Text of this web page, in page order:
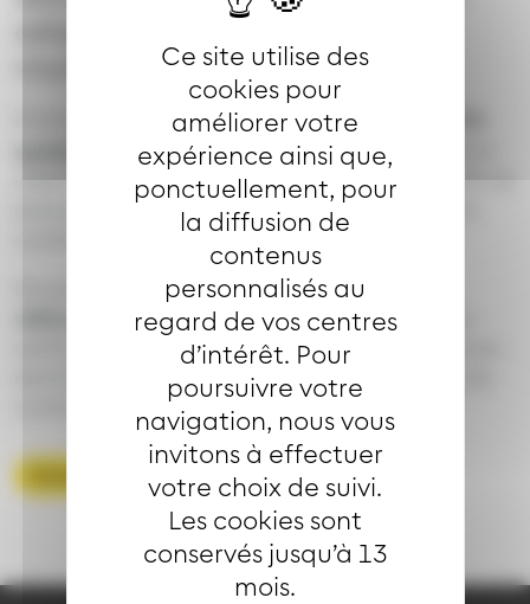
Ce site utilise des
cookies pour
améliorer votre
expérience ainsi que,
ponctuellement, pour
la diffusion de
contenus
personnalisés au
regard de vos centres
d’intérêt. Pour
poursuivre votre
navigation, nous vous
invitons à effectuer
votre choix de suivi.
Les cookies sont
conservés jusqu’à 13
mois.
adaptée aux besoins des
voyageurs.
la ligne 12 assurera une desserte
systématique de l’arrêt Hohmatten. Le terminus
intermédiaire Étang Saint-Pierre devient un arrêt de
passage, permettant ainsi une liaison directe et
systématique entre Richwiller et Wittelsheim.
le dimanche, un bus remplacera le
véhicule 8 places actuellement en service
renfort de véhicule vise à accompagner la hausse
de la fréquentation, tout en garantissant plus de
confort et de fluidité pour les voyageurs.
Consulter les horaires